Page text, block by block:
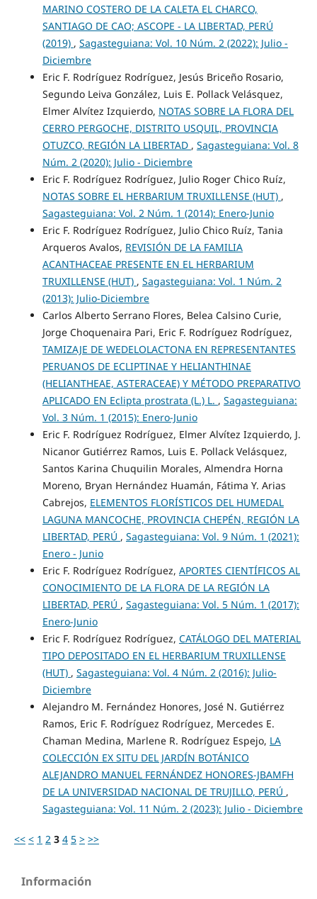
MARINO COSTERO DE LA CALETA EL CHARCO,
SANTIAGO DE CAO; ASCOPE - LA LIBERTAD, PERÚ
(2019) , Sagasteguiana: Vol. 10 Núm. 2 (2022): Julio -
Diciembre
Eric F. Rodríguez Rodríguez, Jesús Briceño Rosario,
Segundo Leiva González, Luis E. Pollack Velásquez,
Elmer Alvítez Izquierdo, NOTAS SOBRE LA FLORA DEL
CERRO PERGOCHE, DISTRITO USQUIL, PROVINCIA
OTUZCO, REGIÓN LA LIBERTAD , Sagasteguiana: Vol. 8
Núm. 2 (2020): Julio - Diciembre
Eric F. Rodríguez Rodríguez, Julio Roger Chico Ruíz,
NOTAS SOBRE EL HERBARIUM TRUXILLENSE (HUT) ,
Sagasteguiana: Vol. 2 Núm. 1 (2014): Enero-Junio
Eric F. Rodríguez Rodríguez, Julio Chico Ruíz, Tania
Arqueros Avalos, REVISIÓN DE LA FAMILIA
ACANTHACEAE PRESENTE EN EL HERBARIUM
TRUXILLENSE (HUT) , Sagasteguiana: Vol. 1 Núm. 2
(2013): Julio-Diciembre
Carlos Alberto Serrano Flores, Belea Calsino Curie,
Jorge Choquenaira Pari, Eric F. Rodríguez Rodríguez,
TAMIZAJE DE WEDELOLACTONA EN REPRESENTANTES
PERUANOS DE ECLIPTINAE Y HELIANTHINAE
(HELIANTHEAE, ASTERACEAE) Y MÉTODO PREPARATIVO
APLICADO EN Eclipta prostrata (L.) L. , Sagasteguiana:
Vol. 3 Núm. 1 (2015): Enero-Junio
Eric F. Rodríguez Rodríguez, Elmer Alvítez Izquierdo, J.
Nicanor Gutiérrez Ramos, Luis E. Pollack Velásquez,
Santos Karina Chuquilin Morales, Almendra Horna
Moreno, Bryan Hernández Huamán, Fátima Y. Arias
Cabrejos, ELEMENTOS FLORÍSTICOS DEL HUMEDAL
LAGUNA MANCOCHE, PROVINCIA CHEPÉN, REGIÓN LA
LIBERTAD, PERÚ , Sagasteguiana: Vol. 9 Núm. 1 (2021):
Enero - Junio
Eric F. Rodríguez Rodríguez, APORTES CIENTÍFICOS AL
CONOCIMIENTO DE LA FLORA DE LA REGIÓN LA
LIBERTAD, PERÚ , Sagasteguiana: Vol. 5 Núm. 1 (2017):
Enero-Junio
Eric F. Rodríguez Rodríguez, CATÁLOGO DEL MATERIAL
TIPO DEPOSITADO EN EL HERBARIUM TRUXILLENSE
(HUT) , Sagasteguiana: Vol. 4 Núm. 2 (2016): Julio-
Diciembre
Alejandro M. Fernández Honores, José N. Gutiérrez
Ramos, Eric F. Rodríguez Rodríguez, Mercedes E.
Chaman Medina, Marlene R. Rodríguez Espejo, LA
COLECCIÓN EX SITU DEL JARDÍN BOTÁNICO
ALEJANDRO MANUEL FERNÁNDEZ HONORES-JBAMFH
DE LA UNIVERSIDAD NACIONAL DE TRUJILLO, PERÚ ,
Sagasteguiana: Vol. 11 Núm. 2 (2023): Julio - Diciembre
<< < 1 2 3 4 5 > >>
Información